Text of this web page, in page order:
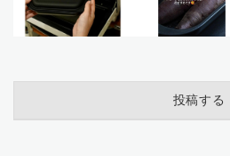
投稿する